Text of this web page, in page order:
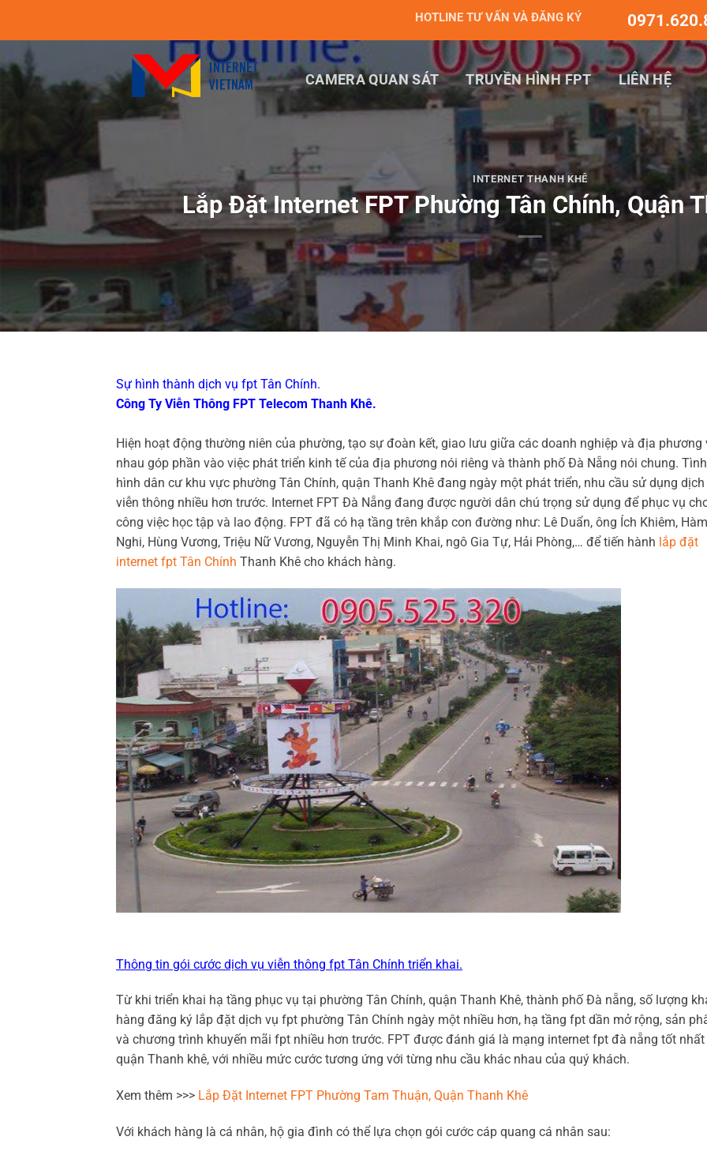
dung
HOTLINE TƯ VẤN VÀ ĐĂNG KÝ
CAMERA QUAN SÁT TRUYỀN HÌNH FPT LIÊN HỆ
INTERNET THANH KHÊ
Lắp Đặt Internet FPT Phường Tân Chính, Quận
Sự hình thành dịch vụ fpt Tân Chính.
Công Ty Viễn Thông FPT Telecom Thanh Khê.
Hiện hoạt động thường niên của phường, tạo sự đoàn kết, giao lưu giữa các doanh nghiệp và địa phương
nhau góp phần vào việc phát triển kinh tế của địa phương nói riêng và thành phố Đà Nẵng nói chung. Tình
hình dân cư khu vực phường Tân Chính, quận Thanh Khê đang ngày một phát triển, nhu cầu sử dụng
viễn thông nhiều hơn trước. Internet FPT Đà Nẵng đang được người dân chú trọng sử dụng để phục vụ
công việc học tập và lao động. FPT đã có hạ tầng trên khắp con đường như: Lê Duẩn, ông Ích Khiêm, Hàm
Nghi, Hùng Vương, Triệu Nữ Vương, Nguyễn Thị Minh Khai, ngô Gia Tự, Hải Phòng,… để tiến hành lắp đặt
internet fpt Tân Chính Thanh Khê cho khách hàng.
Thông tin gói cước dịch vụ viễn thông fpt Tân Chính triển khai.
Từ khi triển khai hạ tầng phục vụ tại phường Tân Chính, quận Thanh Khê, thành phố Đà nẵng, số lượng
hàng đăng ký lắp đặt dịch vụ fpt phường Tân Chính ngày một nhiều hơn, hạ tầng fpt dần mở rộng, sản
và chương trình khuyến mãi fpt nhiều hơn trước. FPT được đánh giá là mạng internet fpt đà nẵng tốt nhất
quận Thanh khê, với nhiều mức cước tương ứng với từng nhu cầu khác nhau của quý khách.
Xem thêm >>> Lắp Đặt Internet FPT Phường Tam Thuận, Quận Thanh Khê
Với khách hàng là cá nhân, hộ gia đình có thể lựa chọn gói cước cáp quang cá nhân sau: